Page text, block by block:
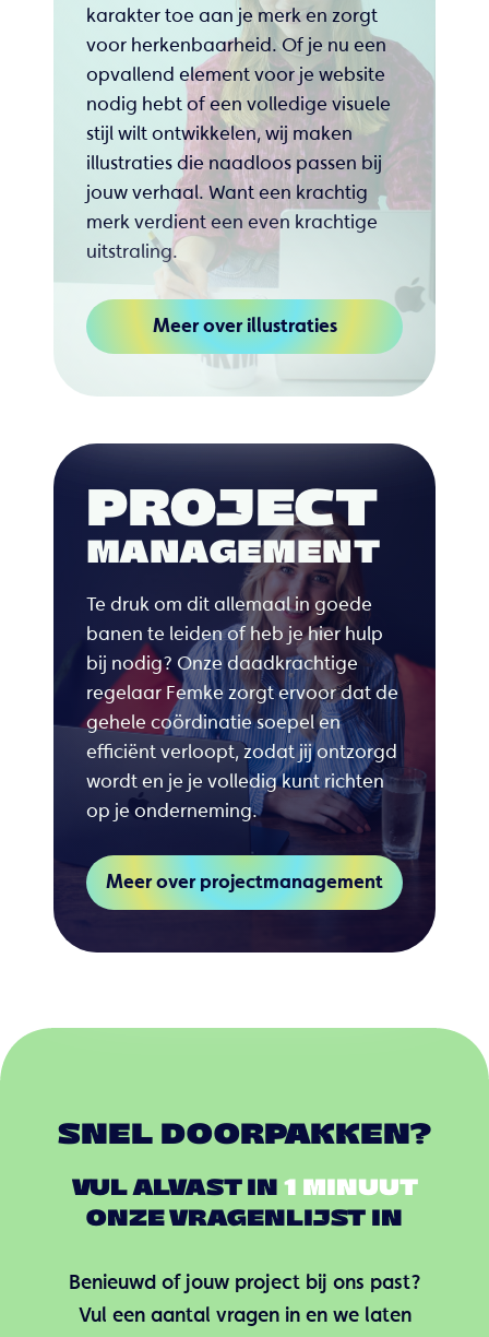
MANAGEMENT
PROJECT
Te druk om dit allemaal in goede
banen te leiden of heb je hier hulp
bij nodig? Onze daadkrachtige
regelaar Femke zorgt ervoor dat de
gehele coördinatie soepel en
efficiënt verloopt, zodat jij ontzorgd
wordt en je je volledig kunt richten
op je onderneming.
karakter toe aan je merk en zorgt
voor herkenbaarheid. Of je nu een
opvallend element voor je website
nodig hebt of een volledige visuele
stijl wilt ontwikkelen, wij maken
illustraties die naadloos passen bij
jouw verhaal. Want een krachtig
merk verdient een even krachtige
uitstraling.
Meer over projectmanagement
Meer over illustraties
VUL ALVAST IN1 MINUUT
ONZE VRAGENLIJST IN
Benieuwd of jouw project bij ons past?
Vul een aantal vragen in en we laten
SNEL DOORPAKKEN?